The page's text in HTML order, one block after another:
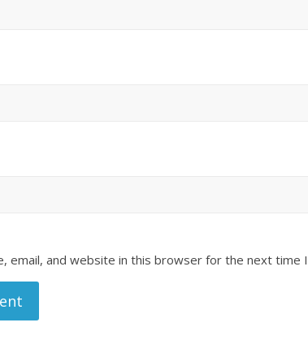
email, and website in this browser for the next time